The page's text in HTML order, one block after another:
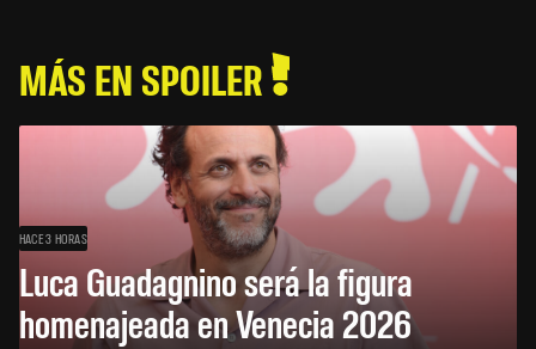
MÁS EN SPOILER
HACE 3 HORAS
Luca Guadagnino será la figura
homenajeada en Venecia 2026